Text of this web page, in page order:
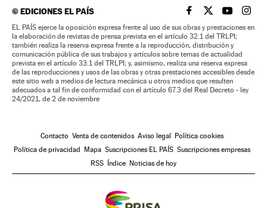
©EDICIONES EL PAÍS EL PAÍS BRASIL EN
EL PAÍSEL PAÍS
EL
EL PAÍS ejerce la oposición expresa frente al uso de sus obras y prestaciones en
la elaboración de revistas de prensa prevista en el artículo 32.1 del TRLPI;
también realiza la reserva expresa frente a la reproducción, distribución y
comunicación pública de sus trabajos y artículos sobre temas de actualidad
prevista en el artículo 33.1 del TRLPI; y, asimismo, realiza una reserva expresa
de las reproducciones y usos de las obras y otras prestaciones accesibles desde
este sitio web a medios de lectura mecánica u otros medios que resulten
adecuados a tal fin de conformidad con el artículo 67.3 del Real Decreto - ley
24/2021, de 2 de noviembre
Contacto Venta de contenidos Aviso legal
Política cookies
Política de privacidad
Mapa Suscripciones EL PAÍS Suscripciones empresas
RSS
Índice Noticias de hoy